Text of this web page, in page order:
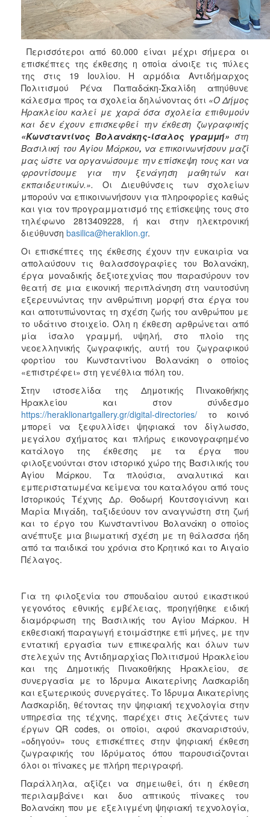
ΑΝΘΕΚΤΙΚΗ
ΠΟΛΗ
Περισσότεροι από 60.000 είναι μέχρι σήμερα οι
επισκέπτες της έκθεσης η οποία άνοιξε τις πύλες
της στις 19 Ιουλίου. Η αρμόδια Αντιδήμαρχος
Πολιτισμού Ρένα Παπαδάκη-Σκαλίδη απηύθυνε
κάλεσμα προς τα σχολεία δηλώνοντας ότι «Ο Δήμος
Ηρακλείου καλεί με χαρά όσα σχολεία επιθυμούν
και δεν έχουν επισκεφθεί την έκθεση ζωγραφικής
«Κωνσταντίνος Βολανάκης-ίσαλος γραμμή» στη
Βασιλική του Αγίου Μάρκου, να επικοινωνήσουν μαζί
μας ώστε να οργανώσουμε την επίσκεψη τους και να
φροντίσουμε για την ξενάγηση μαθητών και
εκπαιδευτικών.». Οι Διευθύνσεις των σχολείων
μπορούν να επικοινωνήσουν για πληροφορίες καθώς
και για τον προγραμματισμό της επίσκεψης τους στο
τηλέφωνο 2813409228, ή και στην ηλεκτρονική
διεύθυνση basilica@heraklion.gr.
Οι επισκέπτες της έκθεσης έχουν την ευκαιρία να
απολαύσουν τις θαλασσογραφίες του Βολανάκη,
έργα μοναδικής δεξιοτεχνίας που παρασύρουν τον
θεατή σε μια εικονική περιπλάνηση στη ναυτοσύνη
εξερευνώντας την ανθρώπινη μορφή στα έργα του
και αποτυπώνοντας τη σχέση ζωής του ανθρώπου με
το υδάτινο στοιχείο. Όλη η έκθεση αρθρώνεται από
μία ίσαλο γραμμή, υψηλή, στο πλοίο της
νεοελληνικής ζωγραφικής, αυτή του ζωγραφικού
φορτίου του Κωνσταντίνου Βολανάκη ο οποίος
«επιστρέφει» στη γενέθλια πόλη του.
Στην ιστοσελίδα της Δημοτικής Πινακοθήκης
Ηρακλείου και στον σύνδεσμο
https://heraklionartgallery.gr/digital-directories/ το κοινό
μπορεί να ξεφυλλίσει ψηφιακά τον δίγλωσσο,
μεγάλου σχήματος και πλήρως εικονογραφημένο
κατάλογο της έκθεσης με τα έργα που
φιλοξενούνται στον ιστορικό χώρο της Βασιλικής του
Αγίου Μάρκου. Τα πλούσια, αναλυτικά και
εμπεριστατωμένα κείμενα του καταλόγου από τους
Ιστορικούς Τέχνης Δρ. Θοδωρή Κουτσογιάννη και
Μαρία Μιγάδη, ταξιδεύουν τον αναγνώστη στη ζωή
και το έργο του Κωνσταντίνου Βολανάκη ο οποίος
ανέπτυξε μια βιωματική σχέση με τη θάλασσα ήδη
από τα παιδικά του χρόνια στο Κρητικό και το Αιγαίο
Πέλαγος.
Για τη φιλοξενία του σπουδαίου αυτού εικαστικού
γεγονότος εθνικής εμβέλειας, προηγήθηκε ειδική
διαμόρφωση της Βασιλικής του Αγίου Μάρκου. Η
εκθεσιακή παραγωγή ετοιμάστηκε επί μήνες, με την
εντατική εργασία των επικεφαλής και όλων των
στελεχών της Αντιδημαρχίας Πολιτισμού Ηρακλείου
και της Δημοτικής Πινακοθήκης Ηρακλείου, σε
συνεργασία με το Ίδρυμα Αικατερίνης Λασκαρίδη
και εξωτερικούς συνεργάτες. Το Ίδρυμα Αικατερίνης
Λασκαρίδη, θέτοντας την ψηφιακή τεχνολογία στην
υπηρεσία της τέχνης, παρέχει στις λεζάντες των
έργων QR codes, οι οποίοι, αφού σκαναριστούν,
«οδηγούν» τους επισκέπτες στην ψηφιακή έκθεση
ζωγραφικής του Ιδρύματος όπου παρουσιάζονται
όλοι οι πίνακες με πλήρη περιγραφή.
Παράλληλα, αξίζει να σημειωθεί, ότι η έκθεση
περιλαμβάνει και δυο απτικούς πίνακες του
Βολανάκη που με εξελιγμένη ψηφιακή τεχνολογία,